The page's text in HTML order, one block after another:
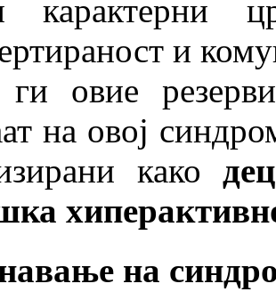
карактерни
и
ги овие
на овој
како
на